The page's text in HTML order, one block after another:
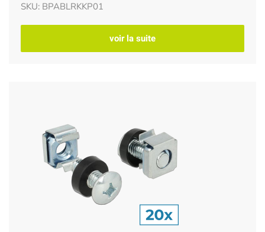
SKU: BPABLRKKP01
voir la suite